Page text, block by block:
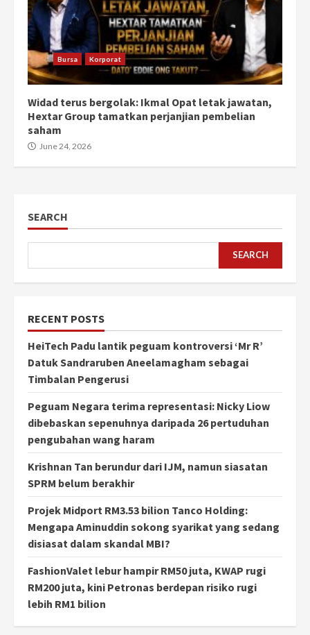
Bursa Korporat
Widad terus bergolak: Ikmal Opat letak jawatan,
Hextar Group tamatkan perjanjian pembelian
saham
June 24, 2026
SEARCH
SEARCH
RECENT POSTS
HeiTech Padu lantik peguam kontroversi ‘Mr R’
Datuk Sandraruben Aneelamagham sebagai
Timbalan Pengerusi
Peguam Negara terima representasi: Nicky Liow
dibebaskan sepenuhnya daripada 26 pertuduhan
pengubahan wang haram
Krishnan Tan berundur dari IJM, namun siasatan
SPRM belum berakhir
Projek Midport RM3.53 bilion Tanco Holding:
Mengapa Aminuddin sokong syarikat yang sedang
disiasat dalam skandal MBI?
FashionValet lebur hampir RM50 juta, KWAP rugi
RM200 juta, kini Petronas berdepan risiko rugi
lebih RM1 bilion